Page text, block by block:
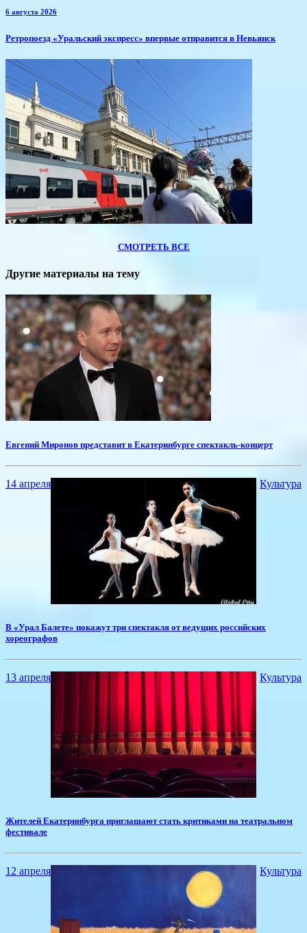
6 августа 2026
​Ретропоезд «Уральский экспресс» впервые отправится в Невьянск
СМОТРЕТЬ ВСЕ
Другие материалы на тему
Евгений Миронов представит в Екатеринбурге спектакль-концерт
14 апреля Культура
В «Урал Балете» покажут три спектакля от ведущих российских
хореографов
13 апреля Культура
Жителей Екатеринбурга приглашают стать критиками на театральном
фестивале
12 апреля Культура